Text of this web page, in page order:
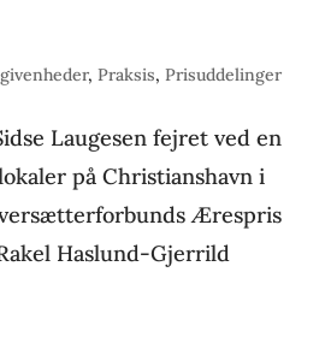
,Praksis,Prisuddelinger
Laugesen fejret ved en
på Christianshavn i
Ærespris
Haslund-Gjerrild